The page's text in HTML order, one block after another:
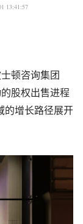
13:41:57
顿咨询集团
股权出售进程
的增长路径展开